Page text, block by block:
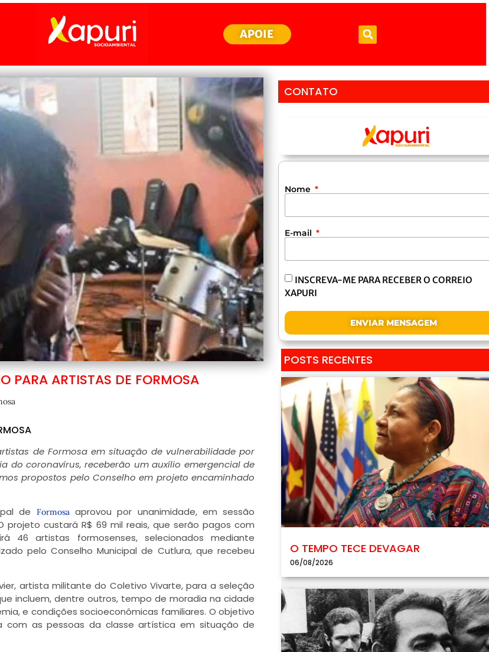
APOIE
PARA ARTISTAS DE FORMOSA
de Formosa em situação de vulnerabilidade por
do coronavírus, receberão um auxílio emergencial de
propostos pelo Conselho em projeto encaminhado
de
Formosaaprovou por unanimidade, em sessão
projeto custará R$ 69 mil reais, que serão pagos com
46 artistas formosenses, selecionados mediante
pelo Conselho Municipal de Cutlura, que recebeu
artista militante do Coletivo Vivarte, para a seleção
incluem, dentre outros, tempo de moradia na cidade
e condições socioeconômicas familiares. O objetivo
com as pessoas da classe artística em situação de
CONTATO
Nome
E-mail
INSCREVA-ME PARA RECEBER O CORREIO
XAPURI
ENVIAR MENSAGEM
POSTS RECENTES
O TEMPO TECE DEVAGAR
06/08/2026